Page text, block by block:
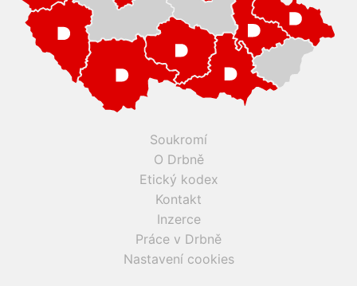
Soukromí
O Drbně
Etický kodex
Kontakt
Inzerce
Práce v Drbně
Nastavení cookies